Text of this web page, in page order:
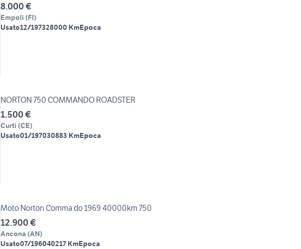
8.000 €
Empoli (FI)
Usato12/197328000 KmEpoca
NORTON 750 COMMANDO ROADSTER
1.500 €
Curti (CE)
Usato01/197030883 KmEpoca
Moto Norton Comma do 1969 40000km 750
12.900 €
Ancona (AN)
Usato07/196040217 KmEpoca